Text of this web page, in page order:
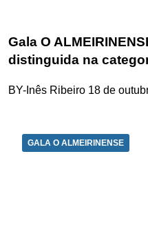
Gala O
distinguida na
BY-Inês Ribeiro 18 de
GALA O ALMEIRINENSE